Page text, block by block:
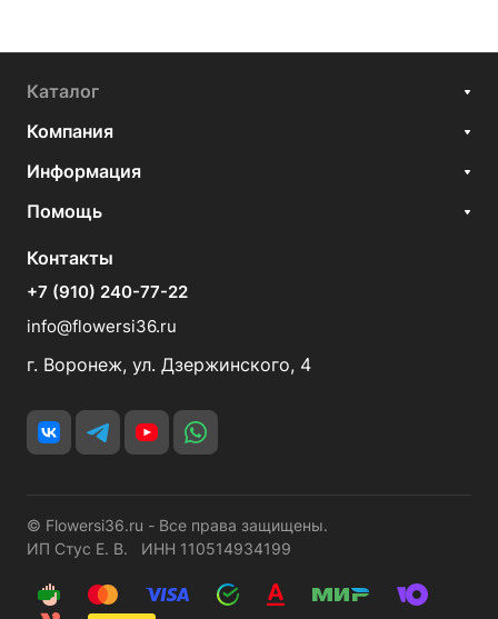
Каталог
Компания
Информация
Помощь
Контакты
+7 (910) 240-77-22
info@flowersi36.ru
г. Воронеж, ул. Дзержинского, 4
© Flowersi36.ru - Все права защищены.
ИП Стус Е. В. ИНН 110514934199